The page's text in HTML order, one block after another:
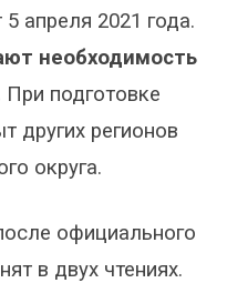
апреля 2021 года.
необходимость
При подготовке
других регионов
округа.
официального
в двух чтениях.